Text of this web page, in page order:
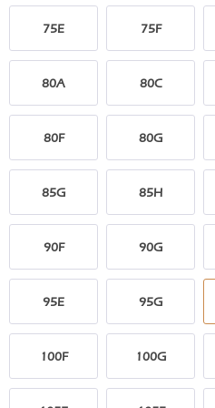
75E 75F
80A 80C
80F 80G
85G 85H
90F 90G
95E 95G
100F 100G